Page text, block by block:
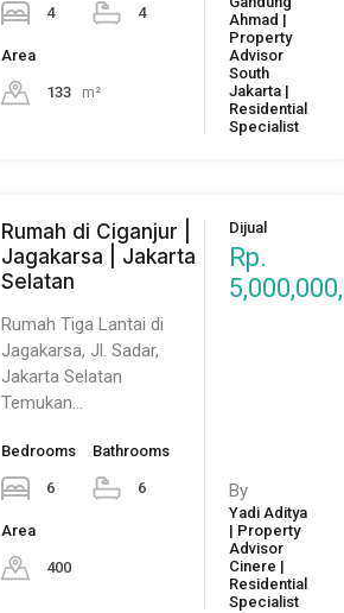
4 4
Area
133 m²
Ahmad |
Property
Advisor
South
Jakarta |
Residential
Specialist
Rumah di Ciganjur |
Jagakarsa | Jakarta
Selatan
Rumah Tiga Lantai di
Jagakarsa, Jl. Sadar,
Jakarta Selatan
Temukan…
Bedrooms
6
Bathrooms
6
Area
400
Dijual
Rp.
By
Yadi Aditya
| Property
Advisor
Cinere |
Residential
Specialist